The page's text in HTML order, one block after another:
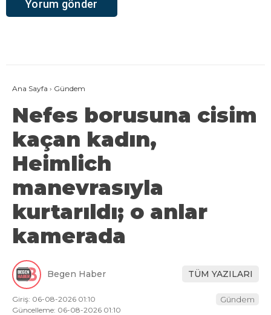
Ana Sayfa › Gündem
Nefes borusuna cisim
kaçan kadın,
Heimlich
manevrasıyla
kurtarıldı; o anlar
kamerada
Begen Haber TÜM YAZILARI
Giriş: 06-08-2026 01:10
Güncelleme: 06-08-2026 01:10
Gündem